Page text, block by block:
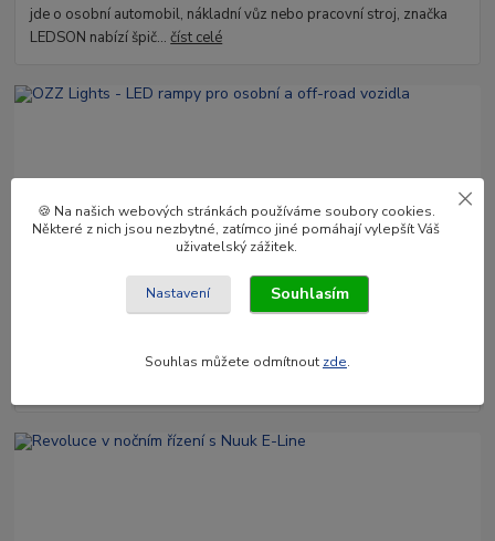
jde o osobní automobil, nákladní vůz nebo pracovní stroj, značka
LEDSON nabízí špič...číst celé
OZZ Lights - LED rampy pro osobní a off-road vozidla
stylu pro všechna vozidla. S délkami od 8 do 52 palců a unikátními
🍪 Na našich webových stránkách používáme soubory cookies.
Některé z nich jsou nezbytné, zatímco jiné pomáhají vylepšít Váš
uživatelský zážitek.
Nastavení Souhlasím
Souhlas můžete odmítnout zde.